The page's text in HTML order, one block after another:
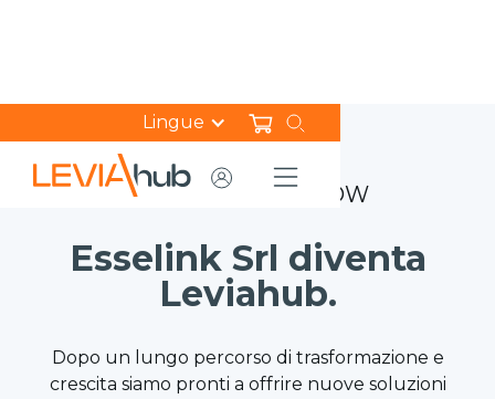
Lingue
THE CHANGE IS NOW
Esselink Srl diventa
Leviahub.
Dopo un lungo percorso di trasformazione e
crescita siamo pronti a offrire nuove soluzioni